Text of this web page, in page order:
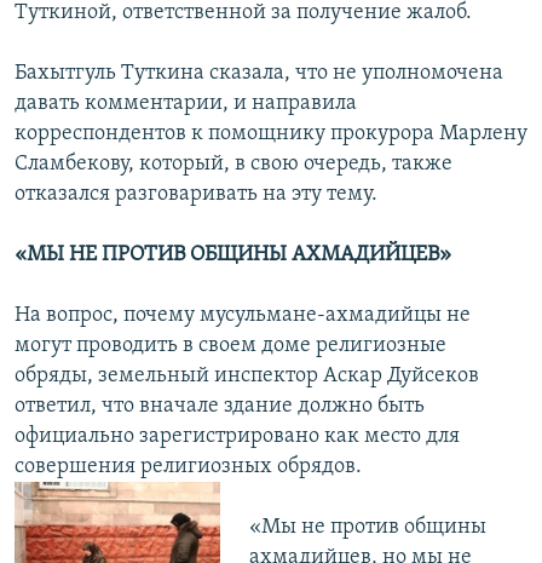
Туткиной, ответственной за получение жалоб.
Бахытгуль Туткина сказала, что не уполномочена
давать комментарии, и направила
корреспондентов к помощнику прокурора Марлену
Сламбекову, который, в свою очередь, также
отказался разговаривать на эту тему.
«МЫ НЕ ПРОТИВ ОБЩИНЫ АХМАДИЙЦЕВ»
На вопрос, почему мусульмане-ахмадийцы не
могут проводить в своем доме религиозные
обряды, земельный инспектор Аскар Дуйсеков
ответил, что вначале здание должно быть
официально зарегистрировано как место для
совершения религиозных обрядов.
«Мы не против общины
ахмадийцев, но мы не